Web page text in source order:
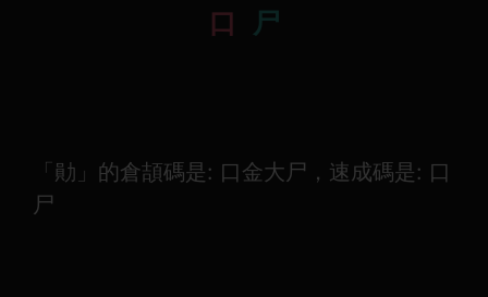
口 尸
「勛」的倉頡碼是: 口金大尸，速成碼是: 口
尸